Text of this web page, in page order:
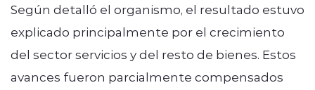
Según detalló el organismo, el resultado estuvo
explicado principalmente por el crecimiento
del sector servicios y del resto de bienes. Estos
avances fueron parcialmente compensados